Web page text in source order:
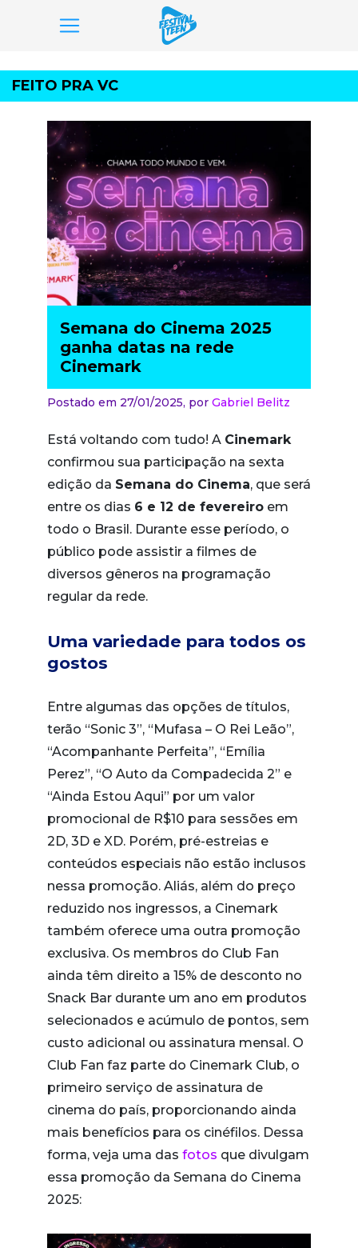
para
o
conteúdo
FEITO PRA VC
Semana do Cinema 2025
ganha datas na rede
Cinemark
Postado em 27/01/2025, por Gabriel Belitz
Está voltando com tudo! A Cinemark
confirmou sua participação na sexta
edição da Semana do Cinema, que será
entre os dias 6 e 12 de fevereiro em
todo o Brasil. Durante esse período, o
público pode assistir a filmes de
diversos gêneros na programação
regular da rede.
Uma variedade para todos os
gostos
Entre algumas das opções de títulos,
terão “Sonic 3”, “Mufasa – O Rei Leão”,
“Acompanhante Perfeita”, “Emília
Perez”, “O Auto da Compadecida 2” e
“Ainda Estou Aqui” por um valor
promocional de R$10 para sessões em
2D, 3D e XD. Porém, pré-estreias e
conteúdos especiais não estão inclusos
nessa promoção. Aliás, além do preço
reduzido nos ingressos, a Cinemark
também oferece uma outra promoção
exclusiva. Os membros do Club Fan
ainda têm direito a 15% de desconto no
Snack Bar durante um ano em produtos
selecionados e acúmulo de pontos, sem
custo adicional ou assinatura mensal. O
Club Fan faz parte do Cinemark Club, o
primeiro serviço de assinatura de
cinema do país, proporcionando ainda
mais benefícios para os cinéfilos. Dessa
forma, veja uma das fotos que divulgam
essa promoção da Semana do Cinema
2025: